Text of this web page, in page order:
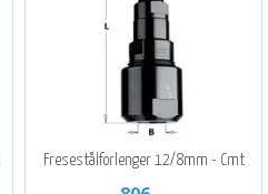
Fresestålforlenger 12/8mm - Cmt